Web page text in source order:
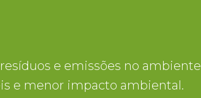
e emissões no ambiente
e menor impacto ambiental.